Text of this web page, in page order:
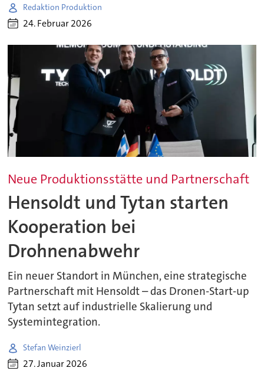
Redaktion Produktion
24. Februar 2026
Neue Produktionsstätte und Partnerschaft
Hensoldt und Tytan starten
Kooperation bei
Drohnenabwehr
Ein neuer Standort in München, eine strategische
Partnerschaft mit Hensoldt – das Dronen-Start-up
Tytan setzt auf industrielle Skalierung und
Systemintegration.
Stefan Weinzierl
27. Januar 2026